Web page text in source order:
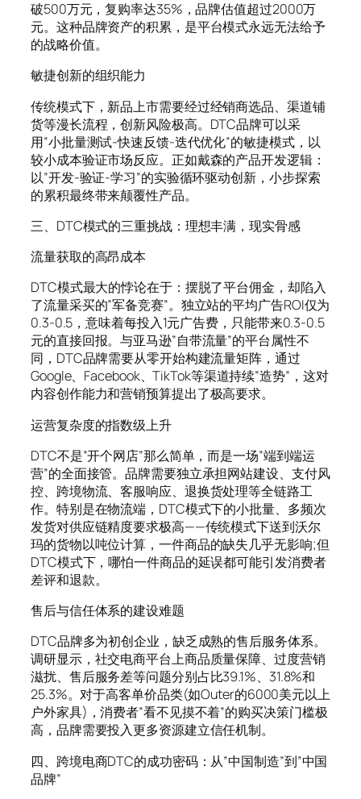
破500万元，复购率达35%，品牌估值超过2000万
元。这种品牌资产的积累，是平台模式永远无法给予
的战略价值。
敏捷创新的组织能力
传统模式下，新品上市需要经过经销商选品、渠道铺
货等漫长流程，创新风险极高。DTC品牌可以采
用”小批量测试-快速反馈-迭代优化”的敏捷模式，以
较小成本验证市场反应。正如戴森的产品开发逻辑：
以”开发-验证-学习”的实验循环驱动创新，小步探索
的累积最终带来颠覆性产品。
三、DTC模式的三重挑战：理想丰满，现实骨感
流量获取的高昂成本
DTC模式最大的悖论在于：摆脱了平台佣金，却陷入
了流量采买的”军备竞赛”。独立站的平均广告ROI仅为
0.3-0.5，意味着每投入1元广告费，只能带来0.3-0.5
元的直接回报。与亚马逊”自带流量”的平台属性不
同，DTC品牌需要从零开始构建流量矩阵，通过
Google、Facebook、TikTok等渠道持续”造势”，这对
内容创作能力和营销预算提出了极高要求。
运营复杂度的指数级上升
DTC不是”开个网店”那么简单，而是一场”端到端运
营”的全面接管。品牌需要独立承担网站建设、支付风
控、跨境物流、客服响应、退换货处理等全链路工
作。特别是在物流端，DTC模式下的小批量、多频次
发货对供应链精度要求极高——传统模式下送到沃尔
玛的货物以吨位计算，一件商品的缺失几乎无影响;但
DTC模式下，哪怕一件商品的延误都可能引发消费者
差评和退款。
售后与信任体系的建设难题
DTC品牌多为初创企业，缺乏成熟的售后服务体系。
调研显示，社交电商平台上商品质量保障、过度营销
滋扰、售后服务差等问题分别占比39.1%、31.8%和
25.3%。对于高客单价品类(如Outer的6000美元以上
户外家具)，消费者”看不见摸不着”的购买决策门槛极
高，品牌需要投入更多资源建立信任机制。
四、跨境电商DTC的成功密码：从”中国制造”到”中国
品牌”